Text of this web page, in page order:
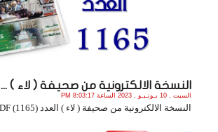
النسخة الالكترونية من صحيفة ( لاء ) ...
السبت , 10 يـونـيـو , 2023 الساعة 8:03:17 PM
النسخة الالكترونية من صحيفة ( لاء ) العدد (1165) PDF. .